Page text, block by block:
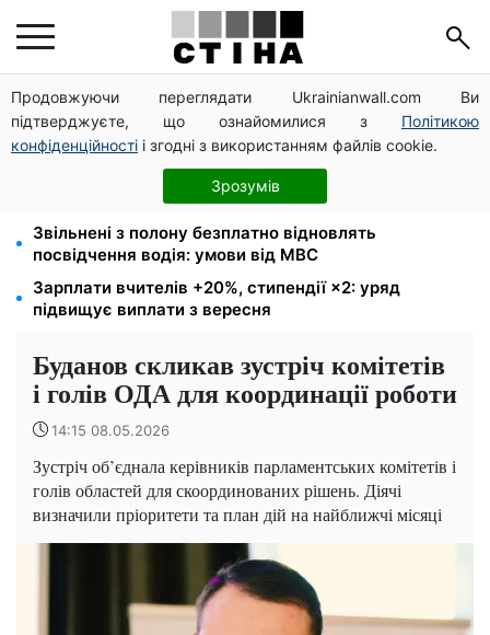
Продовжуючи переглядати Ukrainianwall.com Ви
підтверджуєте, що ознайомилися з Політикою
конфіденційності і згодні з використанням файлів cookie.
Зрозумів
172 940 грн захистять житло від арешту за
комуналку: з жовтня поріг — 432 тисячі
Новий знак на центральній вулиці: водіям
вантажівок заборонили зупинку — штраф до 680
Звільнені з полону безплатно відновлять
посвідчення водія: умови від МВС
Зарплати вчителів +20%, стипендії ×2: уряд
підвищує виплати з вересня
Буданов скликав зустріч комітетів
і голів ОДА для координації роботи
14:15 08.05.2026
Зустріч об’єднала керівників парламентських комітетів і
голів областей для скоординованих рішень. Діячі
визначили пріоритети та план дій на найближчі місяці